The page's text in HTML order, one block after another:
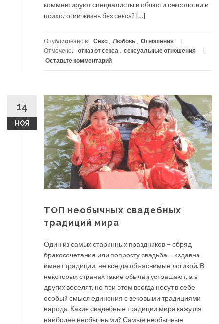
комментируют специалисты в области сексологии и
психологии жизнь без секса? […]
Опубликовано в: Секс , Любовь , Отношения
Отмечено:
отказ от секса , сексуальные отношения
Оставьте комментарий
14
НОЯ
ТОП необычных свадебных
традиций мира
Один из самых старинных праздников – обряд
бракосочетания или попросту свадьба – издавна
имеет традиции, не всегда объяснимые логикой. В
некоторых странах такие обычаи устрашают, а в
других веселят, но при этом всегда несут в себе
особый смысл единения с вековыми традициями
народа. Какие свадебные традиции мира кажутся
наиболее необычными? Самые необычные